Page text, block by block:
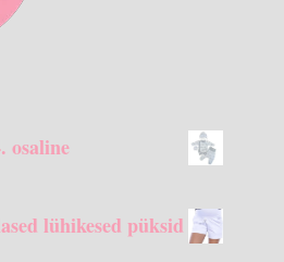
osaline
lühikesed püksid